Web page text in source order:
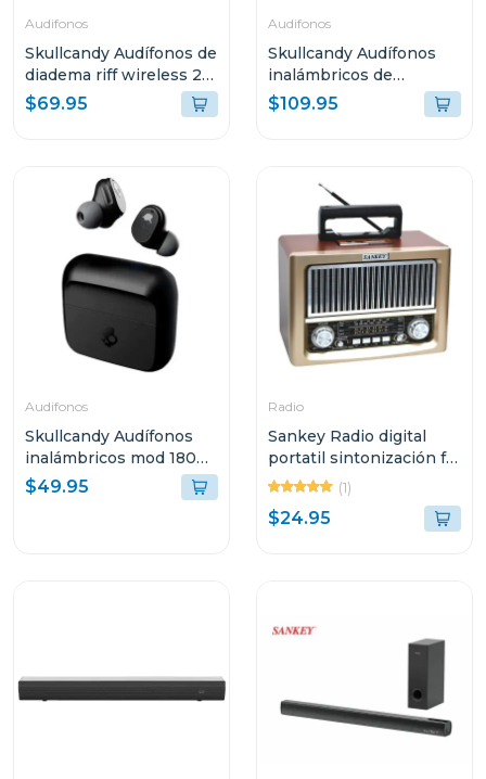
Audifonos
Skullcandy Audífonos de
diadema riff wireless 2
true black s5prw
$69.95
Audifonos
Skullcandy Audífonos
inalámbricos de
diadema hesh bone 360
s6how
$109.95
Audifonos
Skullcandy Audífonos
inalámbricos mod 180
negro s2mgw
$49.95
Radio
Sankey Radio digital
portatil sintonización fm
bluetooth dorado
(1)
$24.95